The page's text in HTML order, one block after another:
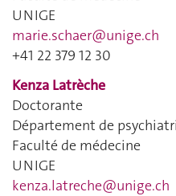
UNIGE
marie.schaer@unige.ch
+41 22 379 12 30
Kenza Latrèche
Doctorante
Département de
Faculté de médecine
UNIGE
kenza.latreche@unige.ch